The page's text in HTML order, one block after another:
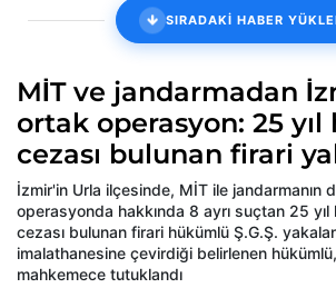
SIRADAKİ HABER
MİT ve jandarmadan
ortak operasyon: 25 yıl
cezası bulunan firari
İzmir'in Urla ilçesinde, MİT ile jandarmanın
operasyonda hakkında 8 ayrı suçtan 25
cezası bulunan firari hükümlü Ş.G.Ş.
imalathanesine çevirdiği belirlenen hükümlü,
mahkemece tutuklandı